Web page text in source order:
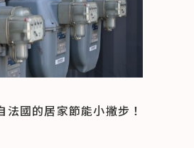
國的居家節能小撇步！